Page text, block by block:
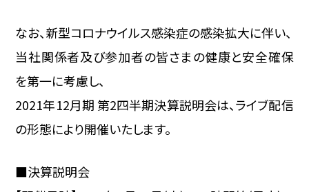
なお、新型コロナウイルス感染症の感染拡大に伴い、
当社関係者及び参加者の皆さまの健康と安全確保
を第一に考慮し、
2021年12月期 第2四半期決算説明会は、ライブ配信
の形態により開催いたします。
■決算説明会